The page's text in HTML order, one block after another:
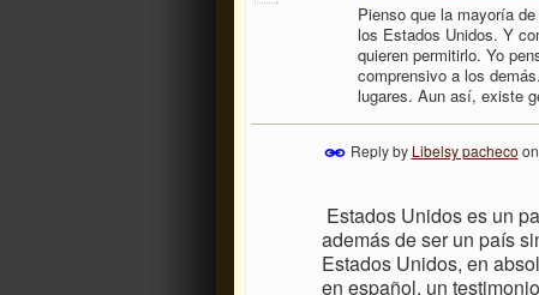
Pienso que la mayoría
los Estados Unidos. Y
quieren permitirlo. Yo
comprensivo a los
lugares. Aun así, existe
Reply by Libelsy pacheco on
Estados Unidos es un
además de ser un país
Estados Unidos, en
en español, un